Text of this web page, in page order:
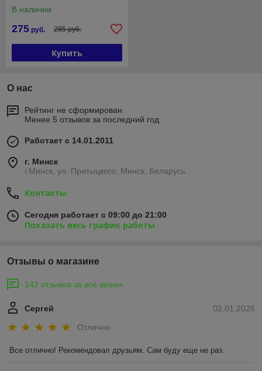
В наличии
275 руб. 285 руб.
Купить
О нас
Рейтинг не сформирован
Менее 5 отзывов за последний год
Работает с 14.01.2011
г. Минск
г.Минск, ул. Притыцкого, Минск, Беларусь
Контакты
Сегодня работает с 09:00 до 21:00
Показать весь график работы
Отзывы о магазине
142 отзывов за всё время
02.01.2026
Сергей
Отлично
Все отлично! Рекомендовал друзьям. Сам буду еще не раз.